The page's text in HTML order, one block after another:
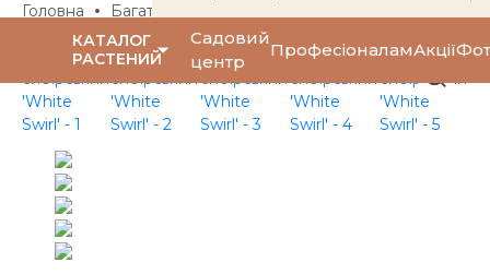
КАТАЛОГ
РАСТЕНИЙ
Садовий
центр
ПрофесіоналамАкції
Головна Багаторічні квіти та трави